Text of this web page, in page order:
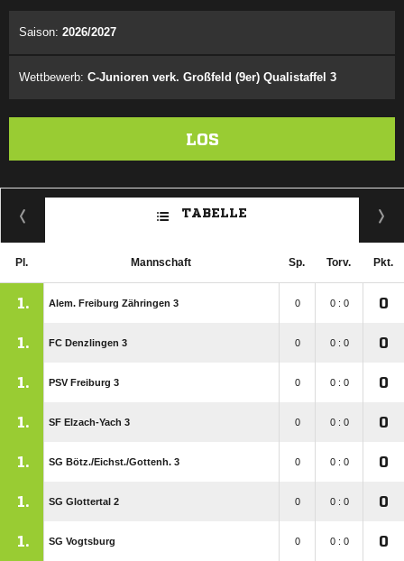
Saison: 2026/2027
Wettbewerb: C-Junioren verk. Großfeld (9er) Qualistaffel 3
LOS
TABELLE
Pl. Mannschaft Sp. Torv. Pkt.
1. Alem. Freiburg Zähringen 3 0 0 : 0 0
1. FC Denzlingen 3 0 0 : 0 0
1. PSV Freiburg 3 0 0 : 0 0
1. SF Elzach-Yach 3 0 0 : 0 0
1. SG Bötz./​Eichst./​Gottenh. 3 0 0 : 0 0
1. SG Glottertal 2 0 0 : 0 0
1. SG Vogtsburg 0 0 : 0 0